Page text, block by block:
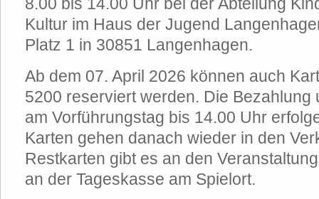
Kultur im Haus der Jugend
Platz 1 in 30851 Langenhagen.
Ab dem 07. April 2026 können auch
5200 reserviert werden. Die Bezahlung
am Vorführungstag bis 14.00 Uhr
Karten gehen danach wieder in den
Restkarten gibt es an den
an der Tageskasse am Spielort.